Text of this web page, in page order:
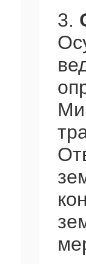
3.